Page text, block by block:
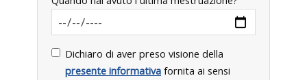
Dichiaro di aver preso visione della
presente informativa fornita ai sensi